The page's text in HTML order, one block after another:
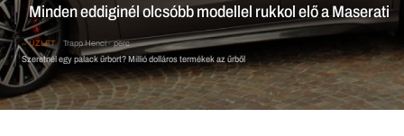
Minden eddiginél olcsóbb modellel rukkol elő a Maserati
ÜZLET Trapp Henci perc
Szeretnél egy palack űrbort? Millió dolláros termékek az űrből